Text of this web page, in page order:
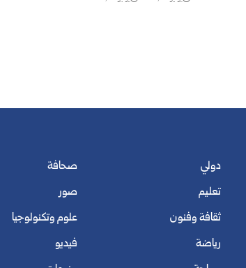
دولي
تعليم
ثقافة وفنون
رياضة
صحافة
صور
علوم وتكنولوجيا
فيديو